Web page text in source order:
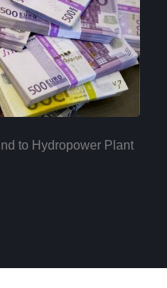
to Hydropower Plant